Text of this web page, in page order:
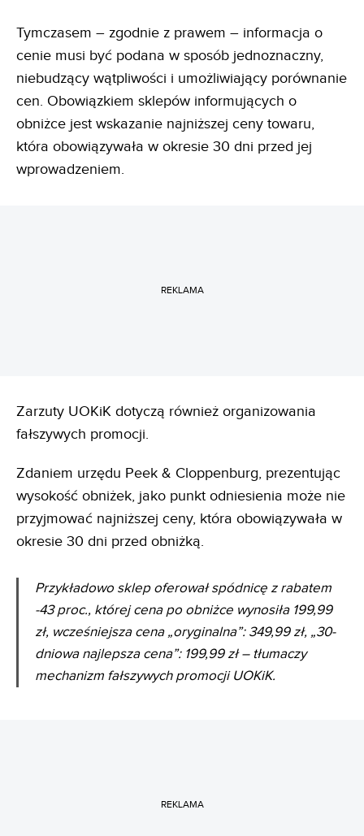
Tymczasem – zgodnie z prawem – informacja o
cenie musi być podana w sposób jednoznaczny,
niebudzący wątpliwości i umożliwiający porównanie
cen. Obowiązkiem sklepów informujących o
obniżce jest wskazanie najniższej ceny towaru,
która obowiązywała w okresie 30 dni przed jej
wprowadzeniem.
REKLAMA
Zarzuty UOKiK dotyczą również organizowania
fałszywych promocji.
Zdaniem urzędu Peek & Cloppenburg, prezentując
wysokość obniżek, jako punkt odniesienia może nie
przyjmować najniższej ceny, która obowiązywała w
okresie 30 dni przed obniżką.
Przykładowo sklep oferował spódnicę z rabatem
-43 proc., której cena po obniżce wynosiła 199,99
zł, wcześniejsza cena „oryginalna”: 349,99 zł, „30-
dniowa najlepsza cena”: 199,99 zł – tłumaczy
mechanizm fałszywych promocji UOKiK.
REKLAMA